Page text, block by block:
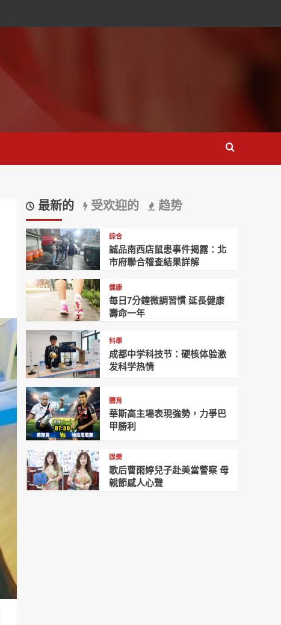
最新的 受欢迎的 趋势
綜合
誠品南西店鼠患事件揭露：北
市府聯合稽查結果詳解
健康
每日7分鐘微調習慣 延長健康
壽命一年
科學
成都中学科技节：硬核体验激
发科学热情
體育
華斯高主場表現強勢，力爭巴
甲勝利
娛樂
歌后曹雨婷兒子赴美當警察 母
親節感人心聲